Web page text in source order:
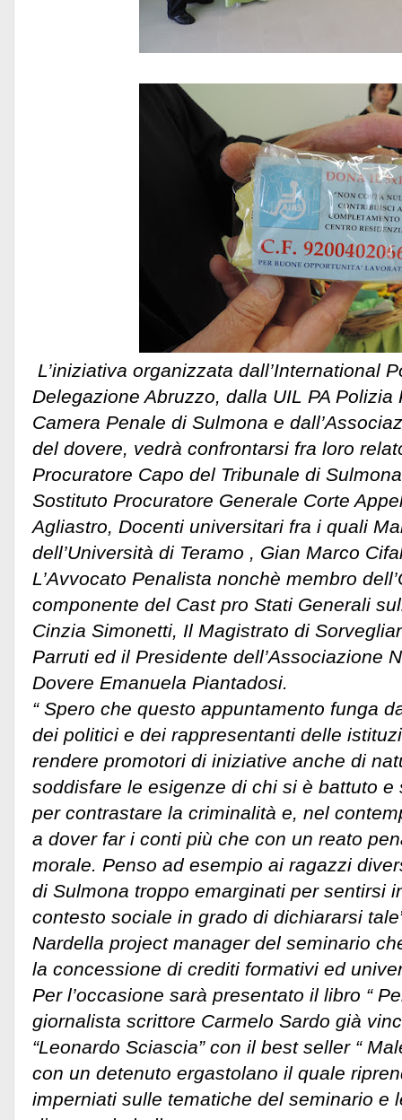
L’iniziativa organizzata dall’International
Delegazione Abruzzo, dalla UIL PA
Camera Penale di Sulmona e
del dovere, vedrà confrontarsi fra loro
Procuratore Capo del Tribunale di
Sostituto Procuratore Generale Corte
Agliastro, Docenti universitari fra i quali
dell’Università di Teramo , Gian Marco
L’Avvocato Penalista nonchè membro
componente del Cast pro Stati Generali
Cinzia Simonetti, Il Magistrato di
Parruti ed il Presidente dell’Associazione
Dovere Emanuela Piantadosi.
“ Spero che questo appuntamento funga
dei politici e dei rappresentanti delle
rendere promotori di iniziative anche di
soddisfare le esigenze di chi si è battuto e
per contrastare la criminalità e, nel
a dover far i conti più che con un reato
morale. Penso ad esempio ai ragazzi
di Sulmona troppo emarginati per sentirsi
contesto sociale in grado di dichiararsi
Nardella project manager del seminario
la concessione di crediti formativi ed
Per l’occasione sarà presentato il libro “
giornalista scrittore Carmelo Sardo già
“Leonardo Sciascia” con il best seller “
con un detenuto ergastolano il quale
imperniati sulle tematiche del seminario e